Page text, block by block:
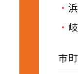
市